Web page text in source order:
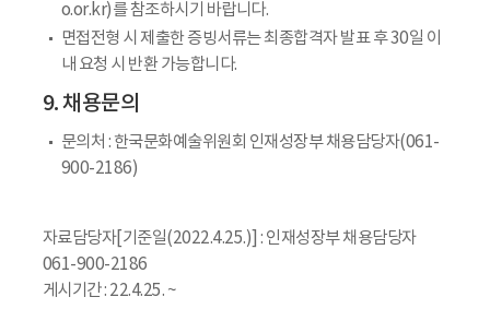
o.or.kr)를 참조하시기 바랍니다.
면접전형 시 제출한 증빙서류는 최종합격자 발표 후 30일 이
내 요청 시 반환 가능합니다.
9. 채용문의
문의처 : 한국문화예술위원회 인재성장부 채용담당자(061-
900-2186)
자료담당자[기준일(2022.4.25.)] : 인재성장부 채용담당자
061-900-2186
게시기간 : 22.4.25. ~